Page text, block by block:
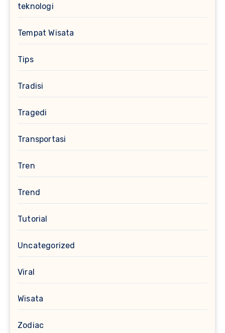
teknologi
Tempat Wisata
Tips
Tradisi
Tragedi
Transportasi
Tren
Trend
Tutorial
Uncategorized
Viral
Wisata
Zodiac